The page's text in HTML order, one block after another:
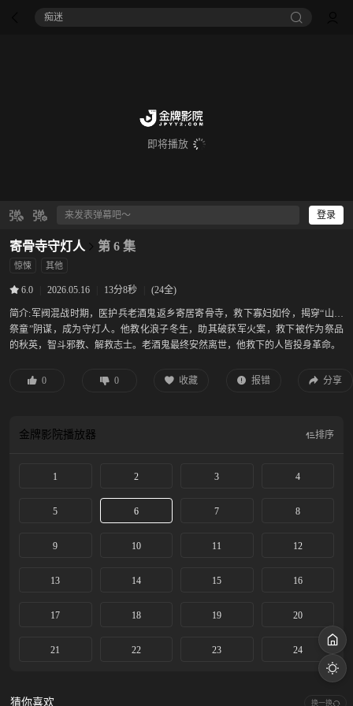
痴迷
即将播放
登录
寄骨寺守灯人 第 6 集
惊悚 其他
6.0 2026.05.16 13分8秒 (24全)
简介:军阀混战时期，医护兵老酒鬼返乡寄居寄骨寺，救下寡妇如伶，揭穿“山神
祭童”阴谋，成为守灯人。他教化浪子冬生，助其破获军火案，救下被作为祭品
的秋英，智斗邪教、解救志士。老酒鬼最终安然离世，他救下的人皆投身革命。
0 0 收藏 报错 分享
金牌影院播放器 排序
1 2 3 4
5 6 7 8
9 10 11 12
13 14 15 16
17 18 19 20
21 22 23 24
猜你喜欢 换一换